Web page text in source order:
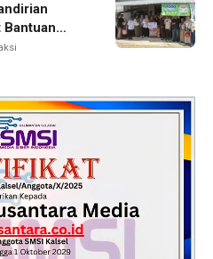
Bantuan
Produktif